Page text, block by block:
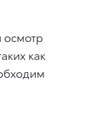
осмотр
как